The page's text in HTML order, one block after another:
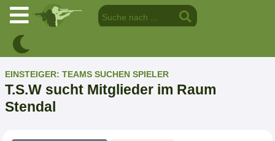
EINSTEIGER: TEAMS SUCHEN SPIELER
T.S.W sucht Mitglieder im Raum
Stendal